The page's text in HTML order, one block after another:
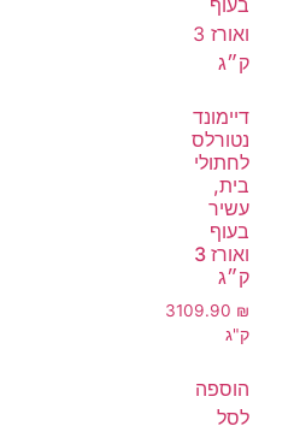
דיימונד
נטורלס
לחתולי
בית,
עשיר
בעוף
ואורז 3
ק״ג
109.90 ₪
3
ק"ג
הוספה
לסל